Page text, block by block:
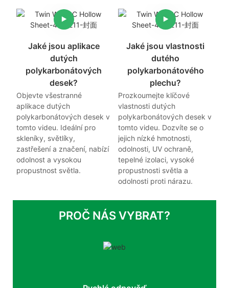
Jaké jsou aplikace
dutých
polykarbonátových
desek?
Objevte všestranné
aplikace dutých
polykarbonátových desek v
tomto videu. Ideální pro
skleníky, světlíky,
zastřešení a značení, nabízí
odolnost a vysokou
propustnost světla.
Jaké jsou vlastnosti
dutého
polykarbonátového
plechu?
Prozkoumejte klíčové
vlastnosti dutých
polykarbonátových desek v
tomto videu. Dozvíte se o
jejich nízké hmotnosti,
odolnosti, UV ochraně,
tepelné izolaci, vysoké
propustnosti světla a
odolnosti proti nárazu.
PROČ NÁS VYBRAT?